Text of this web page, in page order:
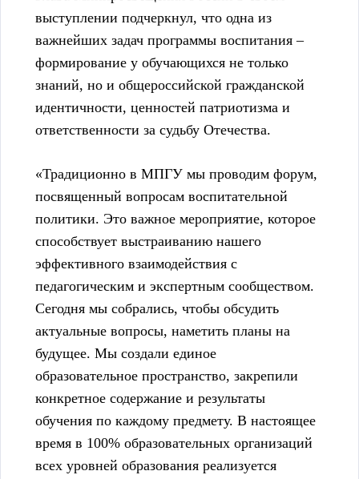
выступлении подчеркнул, что одна из
важнейших задач программы воспитания –
формирование у обучающихся не только
знаний, но и общероссийской гражданской
идентичности, ценностей патриотизма и
ответственности за судьбу Отечества.
«Традиционно в МПГУ мы проводим форум,
посвященный вопросам воспитательной
политики. Это важное мероприятие, которое
способствует выстраиванию нашего
эффективного взаимодействия с
педагогическим и экспертным сообществом.
Сегодня мы собрались, чтобы обсудить
актуальные вопросы, наметить планы на
будущее. Мы создали единое
образовательное пространство, закрепили
конкретное содержание и результаты
обучения по каждому предмету. В настоящее
время в 100% образовательных организаций
всех уровней образования реализуется